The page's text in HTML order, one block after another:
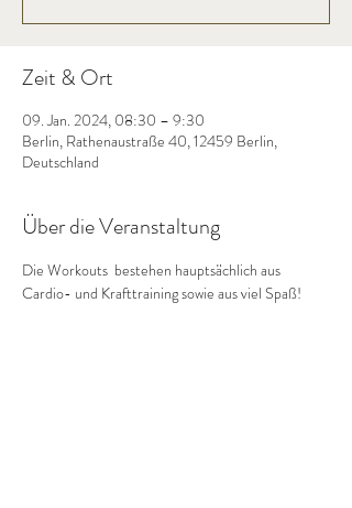
Zeit & Ort
09. Jan. 2024, 08:30 – 9:30
Berlin, Rathenaustraße 40, 12459 Berlin,
Deutschland
Über die Veranstaltung
Die Workouts  bestehen hauptsächlich aus
Cardio- und Krafttraining sowie aus viel Spaß!